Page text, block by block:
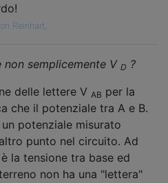
Reinhart,
non semplicemente V D ?
delle lettere V AB per la
che il potenziale tra A e B.
potenziale misurato
punto nel circuito. Ad
è la tensione tra base ed
non ha una "lettera"